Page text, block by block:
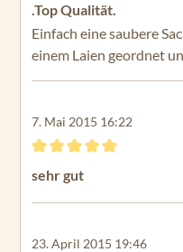
.Top Qualität.
Einfach eine saubere
einem Laien geordnet
7. Mai 2015 16:22
Bewertung mit 5 von 5
sehr gut
23. April 2015 19:46